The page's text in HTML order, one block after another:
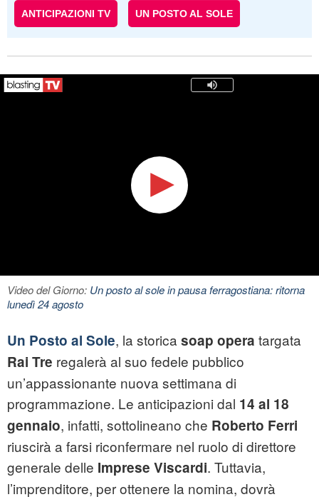
ANTICIPAZIONI TV UN POSTO AL SOLE
Video del Giorno: Un posto al sole in pausa ferragostiana: ritorna
lunedì 24 agosto
Un Posto al Sole, la storica soap opera targata
Rai Tre regalerà al suo fedele pubblico
un’appassionante nuova settimana di
programmazione. Le anticipazioni dal 14 al 18
gennaio, infatti, sottolineano che Roberto Ferri
riuscirà a farsi riconfermare nel ruolo di direttore
generale delle Imprese Viscardi. Tuttavia,
l’imprenditore, per ottenere la nomina, dovrà